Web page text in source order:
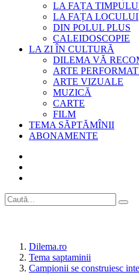
LA FAȚA
LA FAȚA LOCULUI
DIN POLUL PLUS
CALEIDOSCOPIE
LA ZI ÎN CULTURĂ
DILEMA VĂ
ARTE
ARTE VIZUALE
MUZICĂ
CARTE
FILM
TEMA SĂPTĂMÎNII
ABONAMENTE
Dilema.ro
Tema saptaminii
Campionii se construiesc